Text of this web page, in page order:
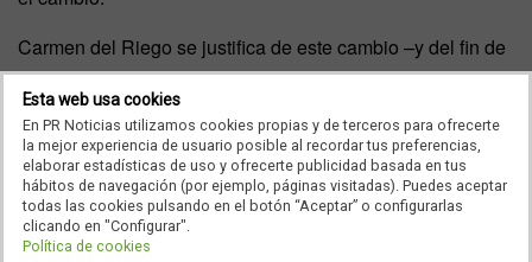
Carmen del Riego se justifica de este cambio –y del fin de
este servicio de atención primaria- indicando que es
‘consiente de estas incomodidades que esta situación
pueda causar, pero nuestro servicio médico se rige por un
convenio con la Comunidad de Madrid y está expuesto a
diferentes cambios para adecuarlo a las diferentes
legislaciones’. ‘Sin embargo este cambio de opción
Esta web usa cookies
En PR Noticias utilizamos cookies propias y de terceros para ofrecerte
la mejor experiencia de usuario posible al recordar tus preferencias,
elaborar estadísticas de uso y ofrecerte publicidad basada en tus
hábitos de navegación (por ejemplo, páginas visitadas). Puedes aceptar
todas las cookies pulsando en el botón “Aceptar” o configurarlas
clicando en "Configurar".
Política de cookies